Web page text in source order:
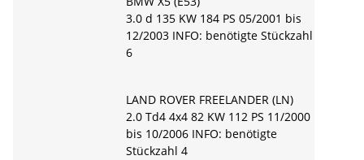
3.0 d 135 KW 184 PS 05/2001 bis
12/2003 INFO: benötigte Stückzahl
6
LAND ROVER FREELANDER (LN)
2.0 Td4 4x4 82 KW 112 PS 11/2000
bis 10/2006 INFO: benötigte
Stückzahl 4